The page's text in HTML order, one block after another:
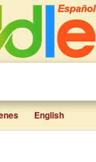
English